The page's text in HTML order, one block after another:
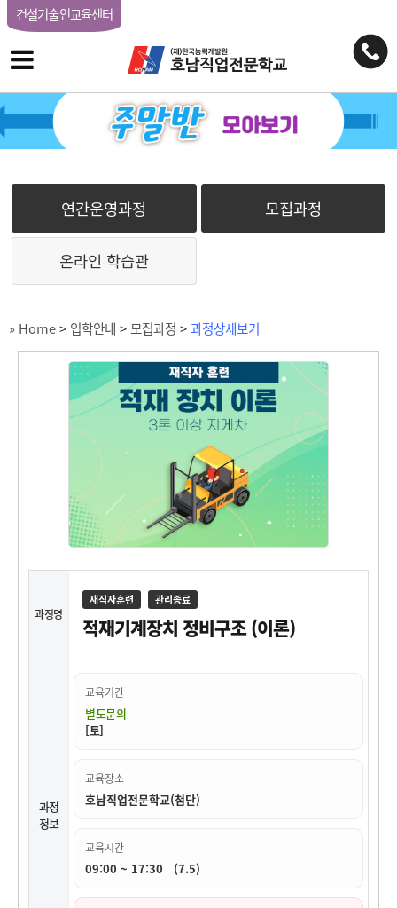
건설기술인교육센터
연간운영과정 모집과정
온라인 학습관
» Home> 입학안내 >모집과정 >과정상세보기
과정명
재직자훈련 관리종료
적재기계장치 정비구조 (이론)
과정
정보
교육기간
별도문의
[토]
교육장소
호남직업전문학교(첨단)
교육시간
09:00 ~ 17:30 (7.5)